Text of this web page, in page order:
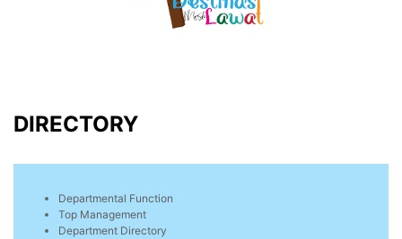
DIRECTORY
Departmental Function
Top Management
Department Directory